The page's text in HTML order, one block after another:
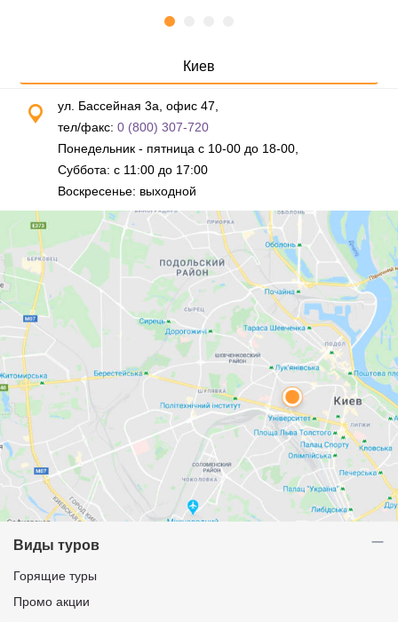
Киев
ул. Бассейная 3а, офис 47,
тел/факс: 0 (800) 307-720
Понедельник - пятница с 10-00 до 18-00,
Суббота: с 11:00 до 17:00
Воскресенье: выходной
Виды туров
Горящие туры
Промо акции